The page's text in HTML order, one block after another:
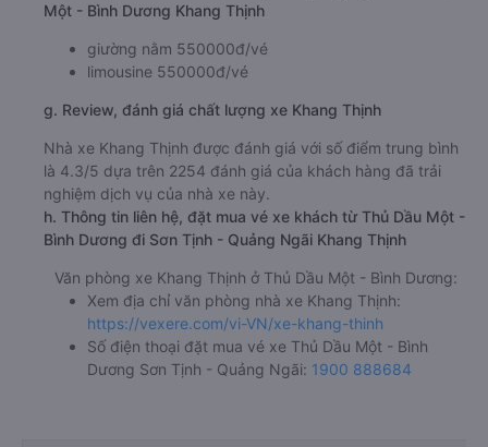
Một - Bình Dương Khang Thịnh
giường nằm 550000đ/vé
limousine 550000đ/vé
g. Review, đánh giá chất lượng xe Khang Thịnh
Nhà xe Khang Thịnh được đánh giá với số điểm trung bình
là 4.3/5 dựa trên 2254 đánh giá của khách hàng đã trải
nghiệm dịch vụ của nhà xe này.
h. Thông tin liên hệ, đặt mua vé xe khách từ Thủ Dầu Một -
Bình Dương đi Sơn Tịnh - Quảng Ngãi Khang Thịnh
Văn phòng xe Khang Thịnh ở Thủ Dầu Một - Bình Dương:
Xem địa chỉ văn phòng nhà xe Khang Thịnh:
https://vexere.com/vi-VN/xe-khang-thinh
Số điện thoại đặt mua vé xe Thủ Dầu Một - Bình
Dương Sơn Tịnh - Quảng Ngãi: 1900 888684